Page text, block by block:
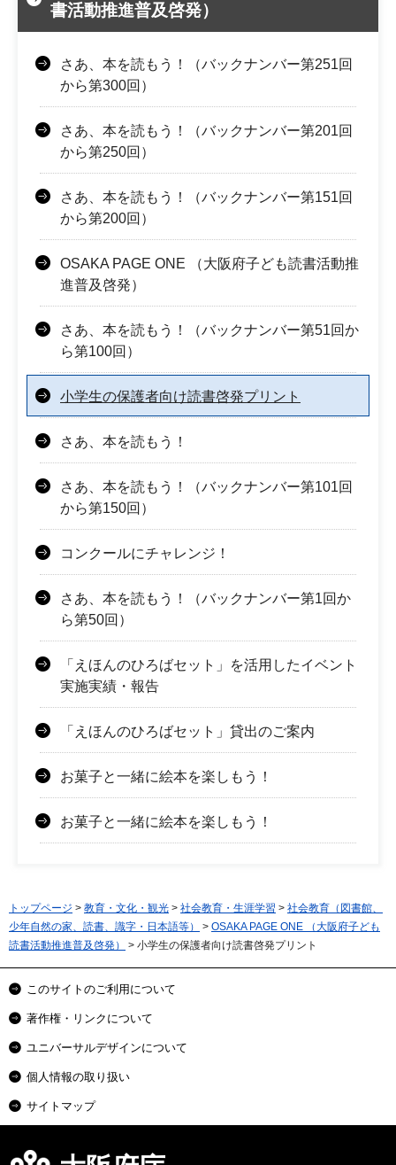
書活動推進普及啓発）
さあ、本を読もう！（バックナンバー第251回
から第300回）
さあ、本を読もう！（バックナンバー第201回
から第250回）
さあ、本を読もう！（バックナンバー第151回
から第200回）
OSAKA PAGE ONE （大阪府子ども読書活動推
進普及啓発）
さあ、本を読もう！（バックナンバー第51回か
ら第100回）
小学生の保護者向け読書啓発プリント
さあ、本を読もう！
さあ、本を読もう！（バックナンバー第101回
から第150回）
コンクールにチャレンジ！
さあ、本を読もう！（バックナンバー第1回か
ら第50回）
「えほんのひろばセット」を活用したイベント
実施実績・報告
「えほんのひろばセット」貸出のご案内
お菓子と一緒に絵本を楽しもう！
お菓子と一緒に絵本を楽しもう！
トップページ > 教育・文化・観光 > 社会教育・生涯学習 > 社会教育（図書館、
少年自然の家、読書、識字・日本語等）
> OSAKA PAGE ONE （大阪府子ども
読書活動推進普及啓発）
> 小学生の保護者向け読書啓発プリント
このサイトのご利用について
著作権・リンクについて
ユニバーサルデザインについて
個人情報の取り扱い
サイトマップ